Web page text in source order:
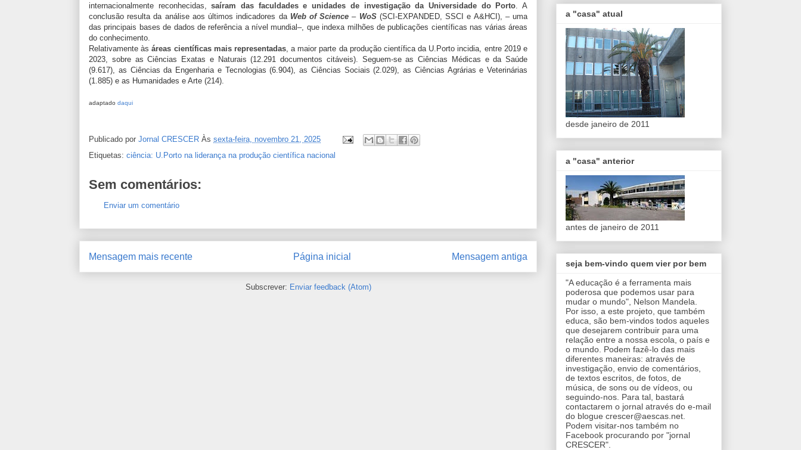
internacionalmente reconhecidas,
saíram das faculdades e unidades de investigação da Universidade do Porto . A
conclusão resulta da análise aos últimos indicadores da Web of Science – WoS (SCI-EXPANDED, SSCI e A&HCI), – uma
das principais bases de dados de referência a nível mundial–, que indexa milhões de publicações científicas nas várias áreas
do conhecimento.
Relativamente àsáreas científicas mais representadas, a maior parte da produção científica da U.Porto incidia, entre 2019 e
2023, sobre as Ciências Exatas e Naturais (12.291 documentos citáveis). Seguem-se as Ciências Médicas e da Saúde
(9.617), as Ciências da Engenharia e Tecnologias (6.904), as Ciências Sociais (2.029), as Ciências Agrárias e Veterinárias
(1.885) e as Humanidades e Arte (214).
adaptado daqui
Publicado por Jornal CRESCER Às sexta-feira, novembro 21, 2025
Etiquetas: ciência: U.Porto na liderança na produção científica nacional
Sem comentários:
Enviar um comentário
Mensagem mais recente Mensagem antiga
Página inicial
Subscrever: Enviar feedback (Atom)
a "casa" atual
desde janeiro de 2011
a "casa" anterior
antes de janeiro de 2011
seja bem-vindo quem vier por bem
"A educação é a ferramenta mais
poderosa que podemos usar para
mudar o mundo", Nelson Mandela.
Por isso, a este projeto, que também
educa, são bem-vindos todos aqueles
que desejarem contribuir para uma
relação entre a nossa escola, o país e
o mundo. Podem fazê-lo das mais
diferentes maneiras: através de
investigação, envio de comentários,
de textos escritos, de fotos, de
música, de sons ou de vídeos, ou
seguindo-nos. Para tal, bastará
contactarem o jornal através do e-mail
do blogue crescer@aescas.net.
Podem visitar-nos também no
Facebook procurando por "jornal
CRESCER".